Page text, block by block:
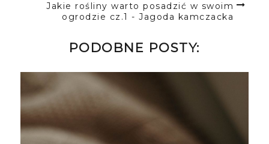
Jakie rośliny warto posadzić w swoim
ogrodzie cz.1 - Jagoda kamczacka
PODOBNE POSTY: